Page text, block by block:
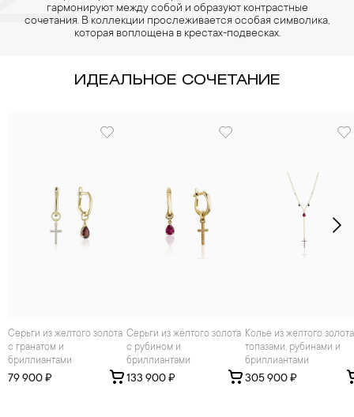
гармонируют между собой и образуют контрастные
сочетания. В коллекции прослеживается особая символика,
которая воплощена в крестах-подвесках.
ИДЕАЛЬНОЕ СОЧЕТАНИЕ
Серьги из желтого золота
с гранатом и
бриллиантами
79 900 ₽
Серьги из жёлтого золота
с рубином и
бриллиантами
133 900 ₽
Колье из желтого золота с
топазами, рубинами и
бриллиантами
305 900 ₽